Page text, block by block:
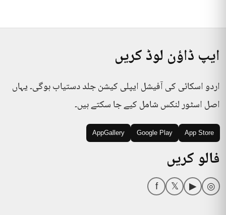
ایپ ڈاؤن لوڈ کریں
اردو اسکائی کی آفیشل ایپلی کیشن جلد دستیاب ہوگی۔ یہاں
اصل اسٹور لنکس شامل کیے جا سکتے ہیں۔
App Store
Google Play
AppGallery
فالو کریں
◎
▶
𝕏
f